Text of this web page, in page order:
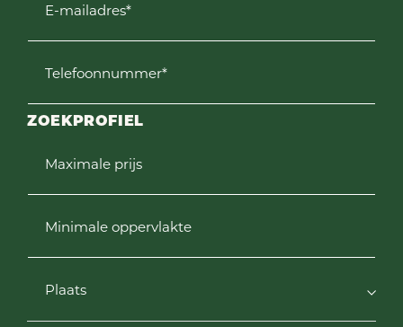
E-mailadres*
Telefoonnummer*
ZOEKPROFIEL
Maximale prijs
Minimale oppervlakte
Plaats